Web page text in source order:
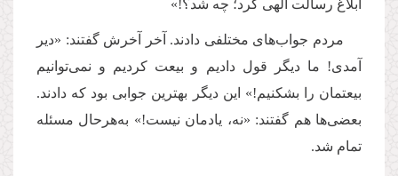
ابلاغ رسالت الهی کرد؛ چه شد؟!»
مردم جواب‌های مختلفی دادند. آخر آخرش گفتند: «دیر
آمدی! ما دیگر قول دادیم و بیعت کردیم و نمی‌توانیم
بیعتمان را بشکنیم!» این دیگر بهترین جوابی بود که دادند.
بعضی‌ها هم گفتند: «نه، یادمان نیست!» به‌هرحال مسئله
تمام شد.